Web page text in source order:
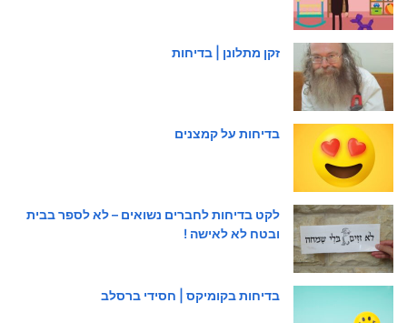
זקן מתלונן | בדיחות
בדיחות על קמצנים
לקט בדיחות לחברים נשואים – לא לספר בבית
ובטח לא לאישה !
בדיחות בקומיקס | חסידי ברסלב